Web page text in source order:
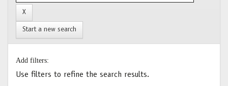
Start a new search
Add filters:
Use filters to refine the search results.